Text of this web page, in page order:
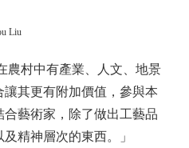
Liu
農村中有產業、人文、地景
其更有附加價值，參與本
藝術家，除了做出工藝品
精神層次的東西。」